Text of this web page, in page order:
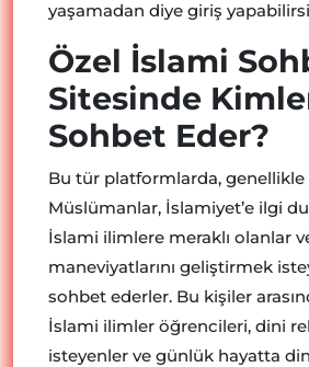
yaşamadan diye giriş
Özel İslami
Sitesinde
Sohbet Eder?
Bu tür platformlarda,
Müslümanlar, İslamiyet’e ilgi
İslami ilimlere meraklı olanlar
maneviyatlarını geliştirmek
sohbet ederler. Bu kişiler
İslami ilimler öğrencileri, dini
isteyenler ve günlük hayatta